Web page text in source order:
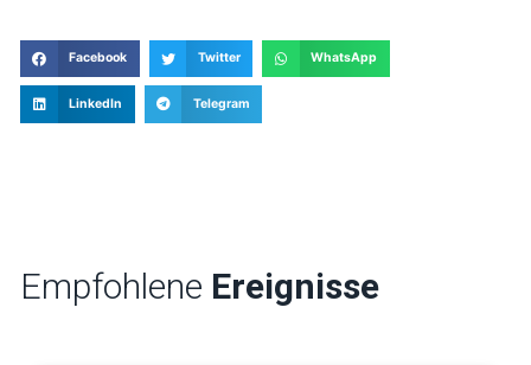
Facebook Twitter WhatsApp
LinkedIn Telegram
Empfohlene Ereignisse